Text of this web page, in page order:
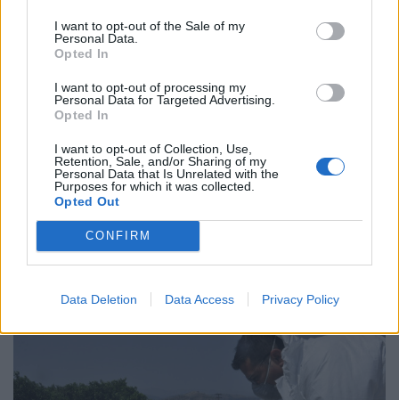
I want to opt-out of the Sale of my
Personal Data.
Opted In
I want to opt-out of processing my
Personal Data for Targeted Advertising.
Opted In
I want to opt-out of Collection, Use,
Retention, Sale, and/or Sharing of my
Personal Data that Is Unrelated with the
Purposes for which it was collected.
Opted Out
CONFIRM
Data Deletion Data Access Privacy Policy
07/08/2026 - 10:30
ΛΔ Κονγκό: Πάνω από 4.000 τα επιβεβαιωμένα